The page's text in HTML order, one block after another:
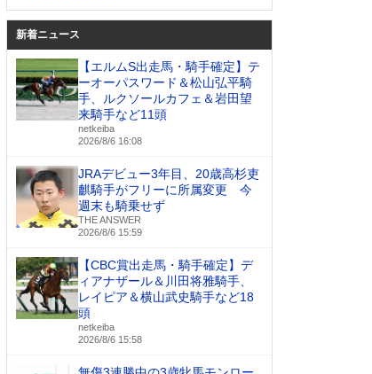
新着ニュース
【エルムS出走馬・騎手確定】テ
ーオーパスワード＆松山弘平騎
手、ルクソールカフェ＆岩田望
来騎手など11頭
netkeiba
2026/8/6 16:08
JRAデビュー3年目、20歳高杉吏
麒騎手がフリーに所属変更 今
週末も騎乗せず
THE ANSWER
2026/8/6 15:59
【CBC賞出走馬・騎手確定】デ
ィアナザール＆川田将雅騎手、
レイピア＆横山武史騎手など18
頭
netkeiba
2026/8/6 15:58